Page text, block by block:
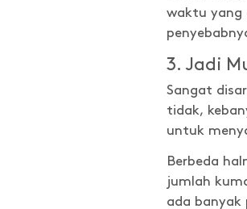
waktu yang
3. Jadi
Sangat
tidak,
untuk
Berbeda
jumlah
ada banyak